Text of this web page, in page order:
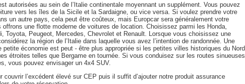
autorisées au sein de l’Italie continentale moyennant un supplément. Vous pouvez
vers les îles de la Sicile et la Sardaigne, ou vice versa. Si voulez prendre votre
un autre pays, cela peut être coûteux, mais Europcar sera généralement votre
offrons une flotte moderne de voitures de location. Choisissez parmi les Honda,
Toyota, Peugeot, Mercedes, Chevrolet et Renault. Lorsque vous choisissez une
la région de l’Italie dans laquelle vous avez l’intention de randonnée. Une
petite économie est peut - être plus appropriée si les petites villes historiques du Nord
étroites telles que Bergame en tournée. Si vous conduisez sur les routes sinueuses
vous pouvez envisager un 4x4 SUV.
couvrir l’excédent élevé sur CEP puis il suffit d’ajouter notre produit assurance